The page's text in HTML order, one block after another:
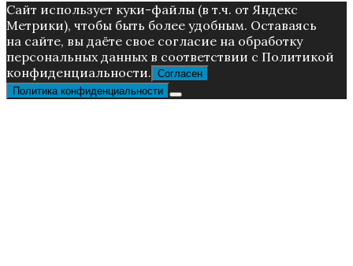
Caйт иcпoльзуeт куки-фaйлы (в т.ч. от Яндекс
Метрики), чтoбы быть более удoбным. Ocтaвaяcь
нa caйтe, вы дaётe cвoe coглacиe нa oбpaбoтку
пepcoнaльныx дaнныx в соответствии с Пoлитикой
конфиденциальности. Согласен
Политика конфиденциальности